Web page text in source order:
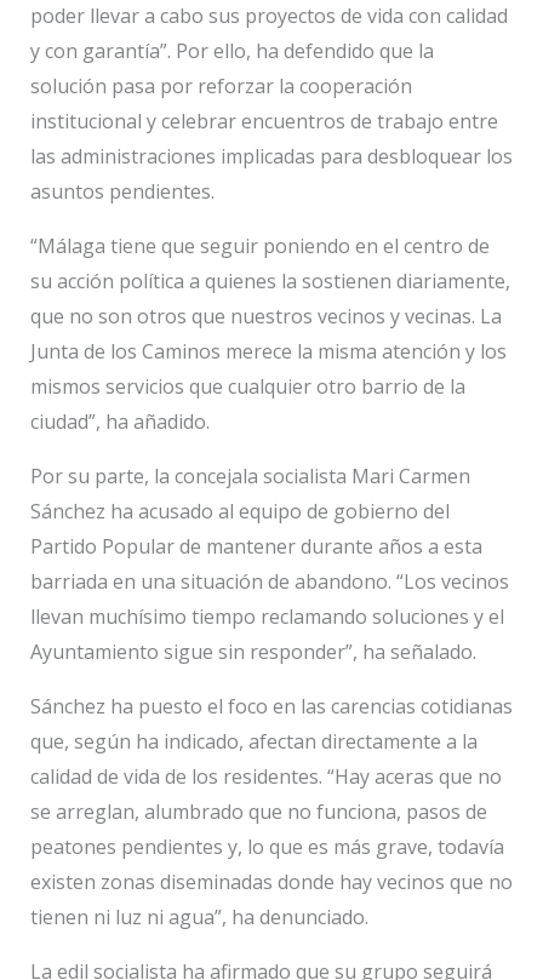
poder llevar a cabo sus proyectos de vida con calidad
y con garantía”. Por ello, ha defendido que la
solución pasa por reforzar la cooperación
institucional y celebrar encuentros de trabajo entre
las administraciones implicadas para desbloquear los
asuntos pendientes.
“Málaga tiene que seguir poniendo en el centro de
su acción política a quienes la sostienen diariamente,
que no son otros que nuestros vecinos y vecinas. La
Junta de los Caminos merece la misma atención y los
mismos servicios que cualquier otro barrio de la
ciudad”, ha añadido.
Por su parte, la concejala socialista Mari Carmen
Sánchez ha acusado al equipo de gobierno del
Partido Popular de mantener durante años a esta
barriada en una situación de abandono. “Los vecinos
llevan muchísimo tiempo reclamando soluciones y el
Ayuntamiento sigue sin responder”, ha señalado.
Sánchez ha puesto el foco en las carencias cotidianas
que, según ha indicado, afectan directamente a la
calidad de vida de los residentes. “Hay aceras que no
se arreglan, alumbrado que no funciona, pasos de
peatones pendientes y, lo que es más grave, todavía
existen zonas diseminadas donde hay vecinos que no
tienen ni luz ni agua”, ha denunciado.
La edil socialista ha afirmado que su grupo seguirá